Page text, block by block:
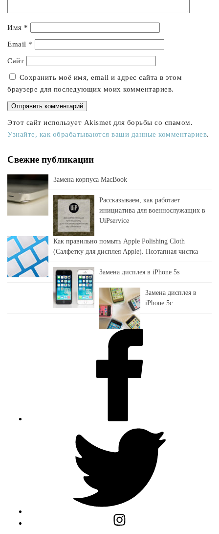
Имя *
Email *
Сайт
Сохранить моё имя, email и адрес сайта в этом
браузере для последующих моих комментариев.
Этот сайт использует Akismet для борьбы со спамом.
Узнайте, как обрабатываются ваши данные комментариев.
Свежие публикации
Замена корпуса MacBook
Рассказываем, как работает
инициатива для военнослужащих в
UiPservice
Как правильно помыть Apple Polishing Cloth
(Салфетку для дисплея Apple). Поэтапная чистка
Замена дисплея в iPhone 5s
Замена дисплея в
iPhone 5c